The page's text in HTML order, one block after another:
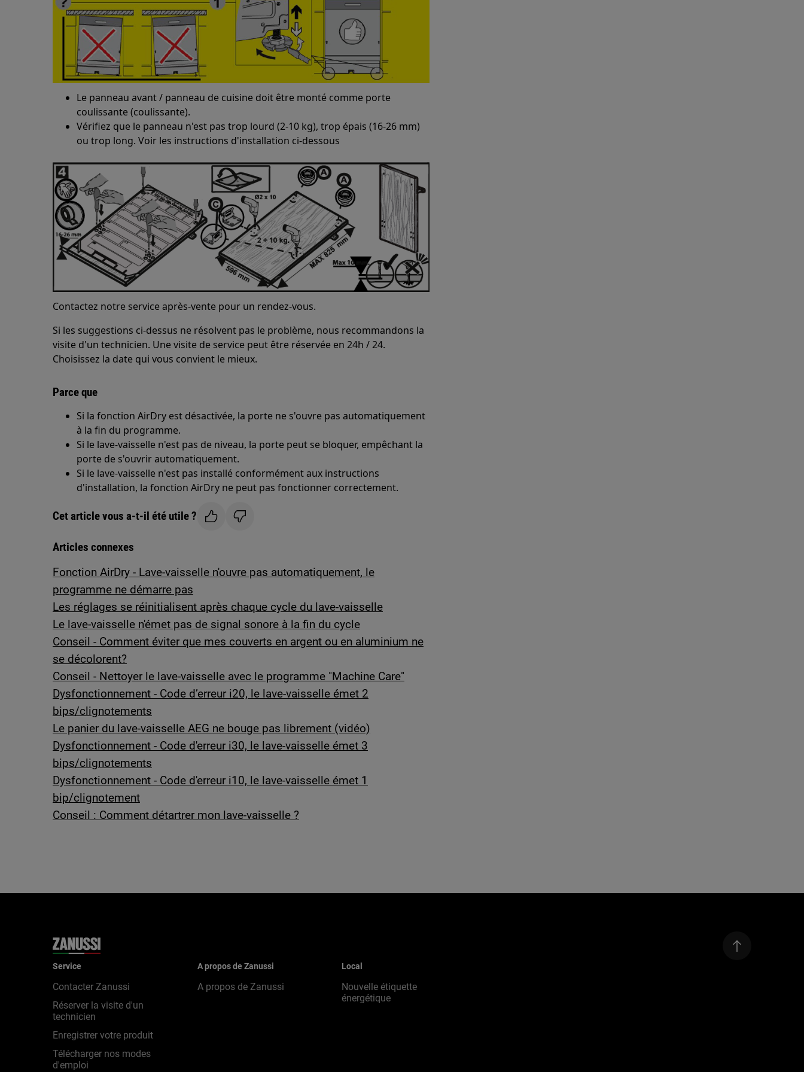
Le panneau avant / panneau de cuisine doit être monté comme porte
coulissante (coulissante).
Vérifiez que le panneau n'est pas trop lourd (2-10 kg), trop épais (16-26 mm)
ou trop long. Voir les instructions d'installation ci-dessous
Contactez notre service après-vente pour un rendez-vous.
Si les suggestions ci-dessus ne résolvent pas le problème, nous recommandons la
visite d'un technicien. Une visite de service peut être réservée en 24h / 24.
Choisissez la date qui vous convient le mieux.
Parce que
Si la fonction AirDry est désactivée, la porte ne s'ouvre pas automatiquement
à la fin du programme.
Si le lave-vaisselle n'est pas de niveau, la porte peut se bloquer, empêchant la
porte de s'ouvrir automatiquement.
Si le lave-vaisselle n'est pas installé conformément aux instructions
d'installation, la fonction AirDry ne peut pas fonctionner correctement.
Cet article vous a-t-il été utile ?
Articles connexes
Fonction AirDry - Lave-vaisselle n'ouvre pas automatiquement, le
programme ne démarre pas
Les réglages se réinitialisent après chaque cycle du lave-vaisselle
Le lave-vaisselle n'émet pas de signal sonore à la fin du cycle
Conseil - Comment éviter que mes couverts en argent ou en aluminium ne
se décolorent?
Conseil - Nettoyer le lave-vaisselle avec le programme "Machine Care"
Dysfonctionnement - Code d’erreur i20, le lave-vaisselle émet 2
bips/clignotements
Le panier du lave-vaisselle AEG ne bouge pas librement (vidéo)
Dysfonctionnement - Code d'erreur i30, le lave-vaisselle émet 3
bips/clignotements
Dysfonctionnement - Code d'erreur i10, le lave-vaisselle émet 1
bip/clignotement
Conseil : Comment détartrer mon lave-vaisselle ?
Service
Contacter Zanussi
Réserver la visite d'un
technicien
Enregistrer votre produit
Télécharger nos modes
d'emploi
A propos de Zanussi
A propos de Zanussi
Local
Nouvelle étiquette
énergétique